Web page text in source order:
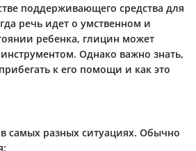
поддерживающего средства для
речь идет о умственном и
ребенка, глицин может
Однако важно знать,
к его помощи и как это
самых разных ситуациях. Обычно